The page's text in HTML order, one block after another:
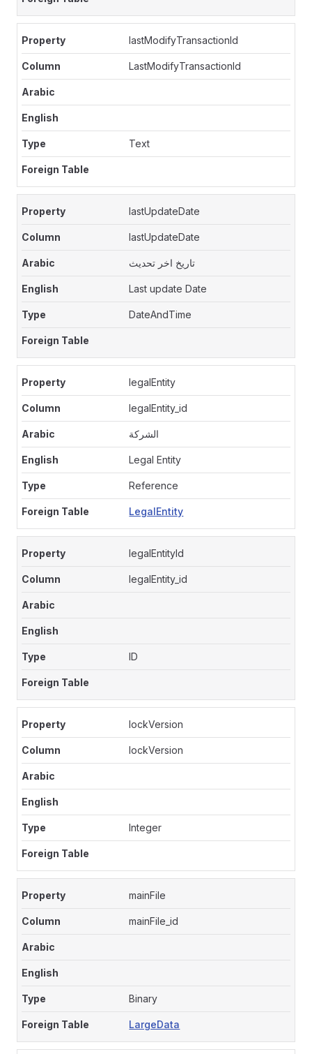
lastModifyTransactionId
LastModifyTransactionId
Text
lastUpdateDate
lastUpdateDate
تاريخ اخر تحديث
Last update Date
DateAndTime
legalEntity
legalEntity_id
الشركة
Legal Entity
Reference
LegalEntity
legalEntityId
legalEntity_id
ID
lockVersion
lockVersion
Integer
mainFile
mainFile_id
Binary
LargeData